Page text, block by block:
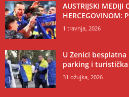
AUSTRIJSKI MEDIJI
1 travnja, 2026
U Zenici
parking i
31 ožujka, 2026